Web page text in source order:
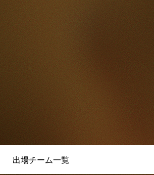
出場チーム一覧